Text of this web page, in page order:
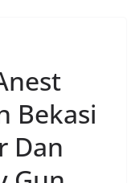
Bekasi
Dan